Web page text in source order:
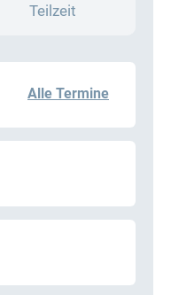
Teilzeit
Alle Termine